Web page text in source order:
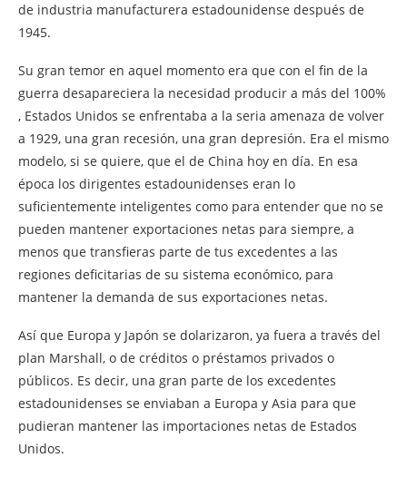
de industria manufacturera estadounidense después de
1945.
Su gran temor en aquel momento era que con el fin de la
guerra desapareciera la necesidad producir a más del 100%
, Estados Unidos se enfrentaba a la seria amenaza de volver
a 1929, una gran recesión, una gran depresión. Era el mismo
modelo, si se quiere, que el de China hoy en día. En esa
época los dirigentes estadounidenses eran lo
suficientemente inteligentes como para entender que no se
pueden mantener exportaciones netas para siempre, a
menos que transfieras parte de tus excedentes a las
regiones deficitarias de su sistema económico, para
mantener la demanda de sus exportaciones netas.
Así que Europa y Japón se dolarizaron, ya fuera a través del
plan Marshall, o de créditos o préstamos privados o
públicos. Es decir, una gran parte de los excedentes
estadounidenses se enviaban a Europa y Asia para que
pudieran mantener las importaciones netas de Estados
Unidos.